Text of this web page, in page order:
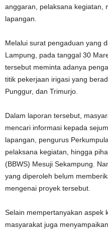
anggaran, pelaksana kegiatan,
lapangan.
Melalui surat pengaduan yang
Lampung, pada tanggal 30
tersebut meminta adanya
titik pekerjaan irigasi yang
Punggur, dan Trimurjo.
Dalam laporan tersebut,
mencari informasi kepada
lapangan, pengurus
pelaksana kegiatan, hingga
(BBWS) Mesuji Sekampung.
yang diperoleh belum
mengenai proyek tersebut.
Selain mempertanyakan aspek
masyarakat juga